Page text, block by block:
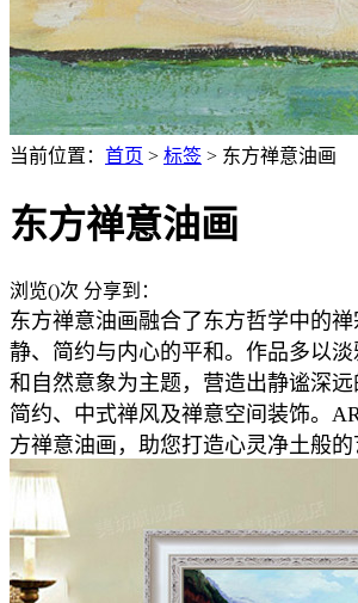
当前位置： 首页 > 标签 > 东方禅意油画
东方禅意油画
浏览()次 分享到：
东方禅意油画融合了东方哲学中的
静、简约与内心的平和。作品多以
和自然意象为主题，营造出静谧深
简约、中式禅风及禅意空间装饰。
方禅意油画，助您打造心灵净土般的